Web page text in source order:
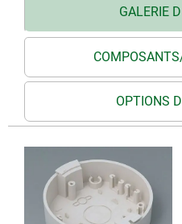
GALERIE
OPTIONS